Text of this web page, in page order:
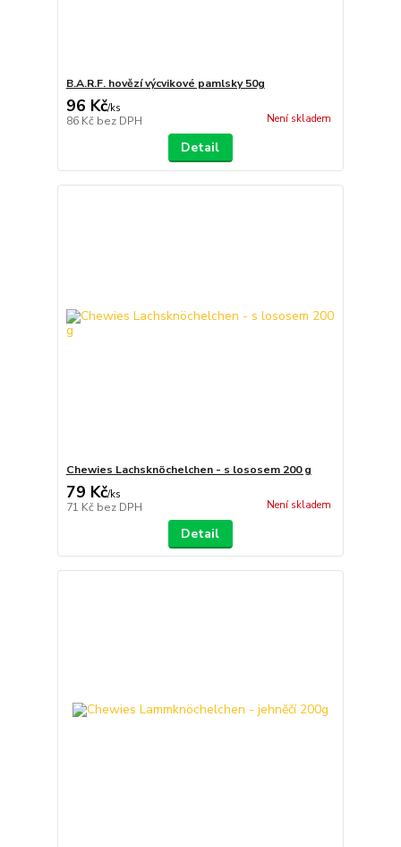
B.A.R.F. hovězí výcvikové pamlsky 50g
96 Kč/ks
86 Kč bez DPH Není skladem
Detail
Chewies Lachsknöchelchen - s lososem 200 g
79 Kč/ks
71 Kč bez DPH Není skladem
Detail